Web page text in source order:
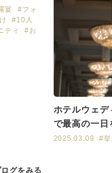
グをみる
宴
#フォ
#10人
ティ
#お
ホテルウェ
で最高の一日
2025.03.09 #